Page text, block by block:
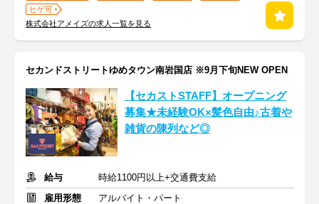
ヒゲ可
株式会社アメイズの求人一覧を見る
セカンドストリートゆめタウン南岩国店 ※9月下旬NEW OPEN
【セカストSTAFF】オープニング
募集★未経験OK×髪色自由♪古着や
雑貨の陳列など◎
給与
時給1100円以上+交通費支給
雇用形態
アルバイト・パート